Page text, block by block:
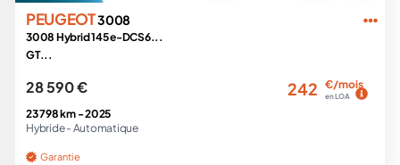
PEUGEOT3008
3008 Hybrid 145 e-DCS6...
GT...
28 590 € 242 €/mois
en LOA
23 798 km -2025
Hybride - Automatique
Garantie